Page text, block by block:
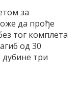
за
да прође
тог комплета
од 30
три